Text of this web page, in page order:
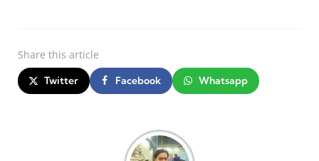
Share this article
Twitter Facebook Whatsapp